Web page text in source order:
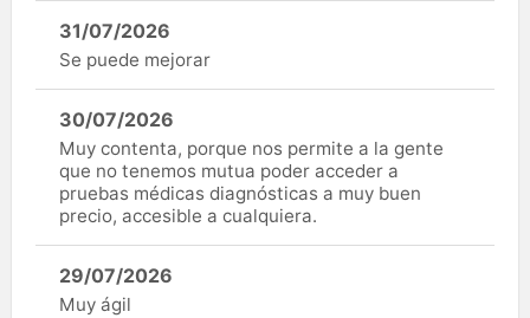
31/07/2026
Se puede mejorar
30/07/2026
Muy contenta, porque nos permite a la gente
que no tenemos mutua poder acceder a
pruebas médicas diagnósticas a muy buen
precio, accesible a cualquiera.
29/07/2026
Muy ágil